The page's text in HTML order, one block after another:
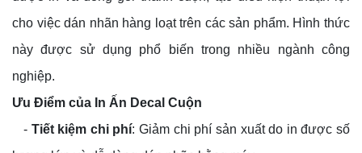
cho việc dán nhãn hàng loạt trên các sản phẩm. Hình thức
này được sử dụng phổ biến trong nhiều ngành công
nghiệp.
Ưu Điểm của In Ấn Decal Cuộn
- Tiết kiệm chi phí: Giảm chi phí sản xuất do in được số